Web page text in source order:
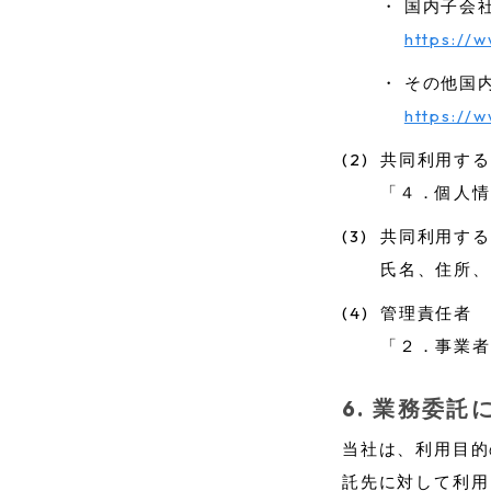
・
国内子会
https://
・
その他国
https://
(2)
共同利用す
「４．個人
(3)
共同利用す
氏名、住所
(4)
管理責任者
「２．事業
業務委託
当社は、利用目
託先に対して利